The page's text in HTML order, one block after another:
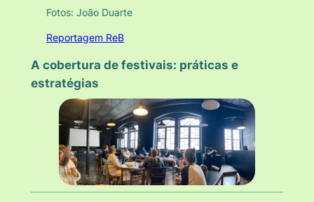
Fotos: João Duarte
Reportagem ReB
A cobertura de festivais: práticas e
estratégias